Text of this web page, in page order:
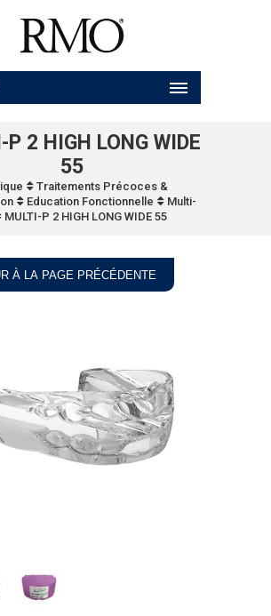
P 2 HIGH LONG WIDE
55
Traitements Précoces &
Education Fonctionnelle
Multi-
MULTI-P 2 HIGH LONG WIDE 55
À LA PAGE PRÉCÉDENTE